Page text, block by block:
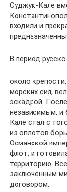
Суджук-Кале
входили и
В период
около
морских сил,
эскадрой.
независимым, и
Кале стал с
из оплотов
Османской
флот, и
территорию.
заключенным
договором.